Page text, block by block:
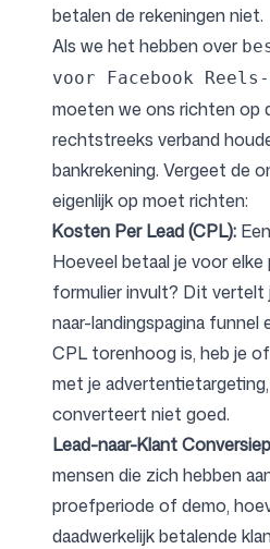
betalen de rekeningen niet.
Als we het hebben over
voor Facebook
moeten we ons richten op
rechtstreeks verband
bankrekening. Vergeet de
eigenlijk op moet richten:
Kosten Per Lead (CPL):
Hoeveel betaal je voor elke
formulier invult? Dit
naar-landingspagina funnel
CPL torenhoog is, heb je
met je
converteert niet goed.
Lead-naar-Klant
mensen die zich hebben
proefperiode of demo,
daadwerkelijk betalende